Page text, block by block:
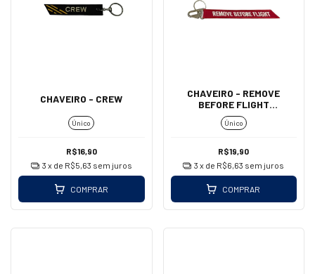
CHAVEIRO - CREW
Único
R$16,90
3 x de R$5,63 sem juros
COMPRAR
CHAVEIRO - REMOVE
BEFORE FLIGHT
(MOSQUETÃO - GRANDE)
Único
R$19,90
3 x de R$6,63 sem juros
COMPRAR